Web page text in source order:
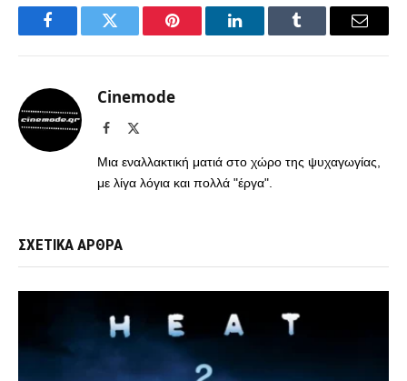
FacebookTwitter Pinterest LinkedInTumblr Email
Cinemode
Facebook
Μια εναλλακτική ματιά στο χώρο της ψυχαγωγίας,
με λίγα λόγια και πολλά "έργα".
ΣΧΕΤΙΚΑ ΑΡΘΡΑ